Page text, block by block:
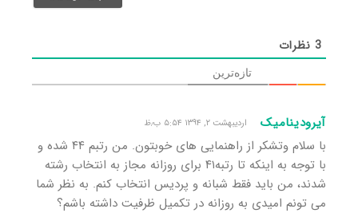
3 نظرات
تازه‌ترین
آیرودینامیک اردیبهشت ۲, ۱۳۹۴ ۵:۵۴ ب٫ظ
با سلام وتشکر از راهنمایی های خوبتون. من رتبم ۴۴ شده و
با توجه به اینکه تا رتبه۴۱ برای روزانه مجاز به انتخاب رشته
شدند، من باید فقط شبانه و پردیس انتخاب کنم. به نظر شما
می تونم امیدی به روزانه در تکمیل ظرفیت داشته باشم؟